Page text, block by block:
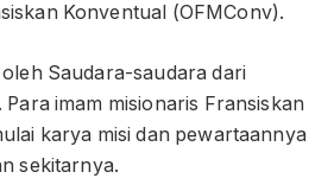
Konventual (OFMConv).
Saudara-saudara dari
Para imam misionaris Fransiskan
karya misi dan pewartaannya
sekitarnya.